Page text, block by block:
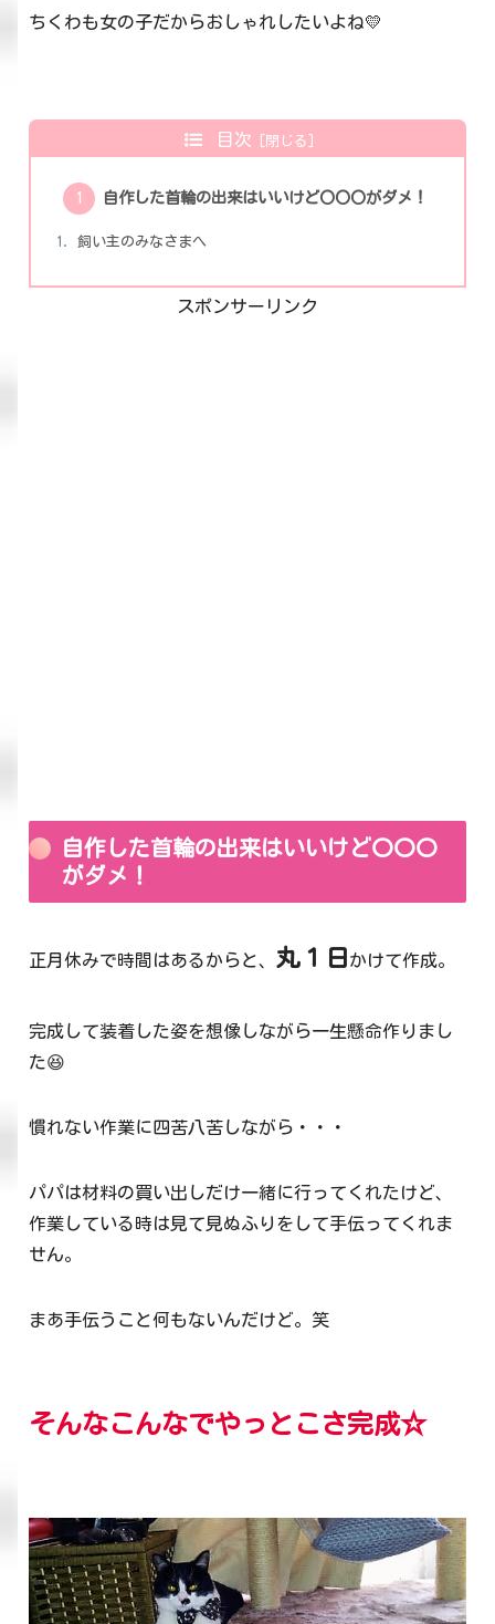
ちくわも女の子だからおしゃれしたいよね💛
目次
自作した首輪の出来はいいけど〇〇〇がダメ！
飼い主のみなさまへ
スポンサーリンク
自作した首輪の出来はいいけど〇〇〇
がダメ！
正月休みで時間はあるからと、 丸１日 かけて作成。
完成して装着した姿を想像しながら一生懸命作りまし
た😆
慣れない作業に四苦八苦しながら・・・
パパは材料の買い出しだけ一緒に行ってくれたけど、
作業している時は見て見ぬふりをして手伝ってくれま
せん。
まあ手伝うこと何もないんだけど。笑
そんなこんなでやっとこさ完成☆